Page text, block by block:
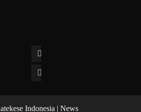
Indonesia | News